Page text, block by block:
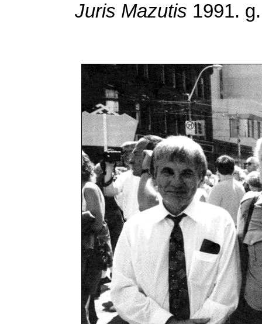
Juris Mazutis 1991.